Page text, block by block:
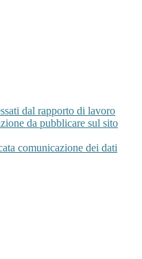
dal rapporto di lavoro
da pubblicare sul sito
comunicazione dei dati